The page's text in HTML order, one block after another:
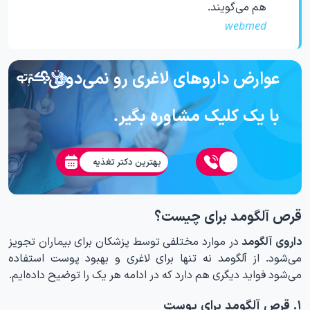
هم می‌گویند.
webmed
عوارض داروهای لاغری رو نمی‌دونی؟
با یک کلیک مشاوره بگیر.
بهترین دکتر تغذیه
قرص آلگومد برای چیست؟
داروی آلگومد‌در موارد مختلفی توسط پزشکان برای بیماران تجویز
می‌‌شود. از آلگومد نه تنها برای لاغری و بهبود پوست استفاده
می‌شود فواید دیگری هم دارد که در ادامه هر یک را توضیح داده‌ایم.
۱. قرص آلگومد برای پوست